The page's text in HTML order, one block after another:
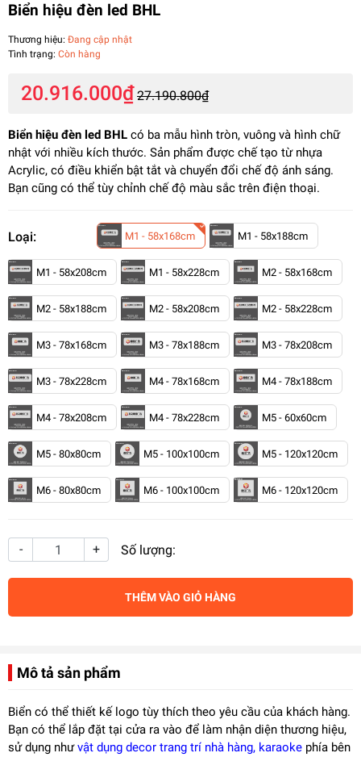
Biển hiệu đèn led BHL
Thương hiệu: Đang cập nhật
Tình trạng: Còn hàng
20.916.000₫ 27.190.800₫
Biển hiệu đèn led BHL có ba mẫu hình tròn, vuông và hình chữ
nhật với nhiều kích thước. Sản phẩm được chế tạo từ nhựa
Acrylic, có điều khiển bật tắt và chuyển đổi chế độ ánh sáng.
Bạn cũng có thể tùy chỉnh chế độ màu sắc trên điện thoại.
Loại: M1 - 58x168cm M1 - 58x188cm
M1 - 58x208cm M1 - 58x228cm M2 - 58x168cm
M2 - 58x188cm M2 - 58x208cm M2 - 58x228cm
M3 - 78x168cm M3 - 78x188cm M3 - 78x208cm
M3 - 78x228cm M4 - 78x168cm M4 - 78x188cm
M4 - 78x208cm M4 - 78x228cm M5 - 60x60cm
M5 - 80x80cm M5 - 100x100cm M5 - 120x120cm
M6 - 80x80cm M6 - 100x100cm M6 - 120x120cm
Số lượng:
- +
THÊM VÀO GIỎ HÀNG
Mô tả sản phẩm
Biển có thể thiết kế logo tùy thích theo yêu cầu của khách hàng.
Bạn có thể lắp đặt tại cửa ra vào để làm nhận diện thương hiệu,
sử dụng nhưvật dụng decor trang trí nhà hàng, karaoke phía bên